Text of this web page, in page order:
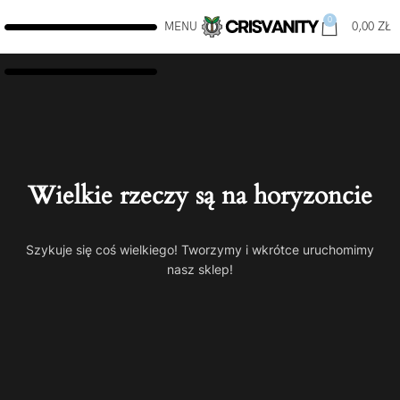
MENU 0 0,00 ZŁ
Wielkie rzeczy są na horyzoncie
Szykuje się coś wielkiego! Tworzymy i wkrótce uruchomimy
nasz sklep!